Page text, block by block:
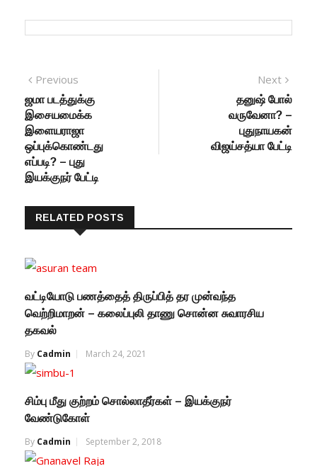
Post navigation
Previous
ஜமா படத்துக்கு
இசையமைக்க
இளையராஜா
ஒப்புக்கொண்டது
எப்படி? – புது
இயக்குநர் பேட்டி
Next
தனுஷ் போல்
வருவேனா? –
புதுநாயகன்
விஜய்சத்யா பேட்டி
RELATED POSTS
வட்டியோடு பணத்தைத் திருப்பித் தர முன்வந்த
வெற்றிமாறன் – கலைப்புலி தாணு சொன்ன சுவாரசிய
தகவல்
By Cadmin March 24, 2021
சிம்பு மீது குற்றம் சொல்லாதீர்கள் – இயக்குநர்
வேண்டுகோள்
By Cadmin September 2, 2018